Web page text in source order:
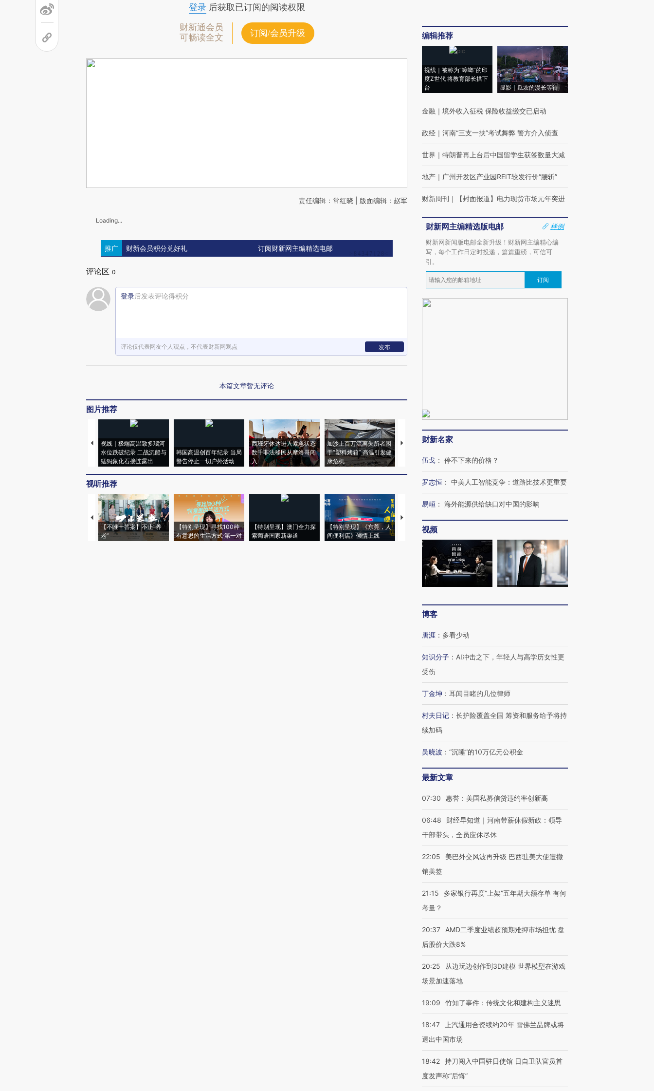
登录后获取已订阅的阅读权限
财新通会员
可畅读全文
订阅/会员升级
责任编辑：常红晓 | 版面编辑：赵军
Loading...
推广 财新会员积分兑好礼 订阅财新网主编精选电邮
评论区 0
登录后发表评论得积分
评论仅代表网友个人观点，不代表财新网观点 发布
本篇文章暂无评论
图片推荐
视线｜极端高温致多瑙河
水位跌破纪录 二战沉船与
猛犸象化石接连露出
韩国高温创百年纪录 当局
警告停止一切户外活动
西班牙休达进入紧急状态
数千非法移民从摩洛哥闯
入
加沙上百万流离失所者困
于“塑料烤箱” 高温引发健
康危机
马航飞行员跨国走私7万
要防空导弹“救急”
视听推荐
【不唯一答案】不止“养
老”
【特别呈现】寻找100种
有意思的生活方式·第一对
【特别呈现】澳门全力探
索葡语国家新渠道
【特别呈现】《东莞，人
间便利店》倾情上线
【推广】走进第四届链博
会，让数智科技“链”接产
【商旅对话】华住集团
编辑推荐
视线｜被称为“蟑螂”的印
度Z世代 将教育部长拱下
台
显影｜瓜农的漫长等待
金融 ｜ 境外收入征税 保险收益缴交已启动
政经 ｜ 河南“三支一扶”考试舞弊 警方介入侦查
世界 ｜ 特朗普再上台后中国留学生获签数量大减
地产 ｜ 广州开发区产业园REIT较发行价“腰斩”
财新周刊 ｜ 【封面报道】电力现货市场元年突进
财新网主编精选版电邮
样例
财新网新闻版电邮全新升级！财新网主编精心编
写，每个工作日定时投递，篇篇重磅，可信可
引。
订阅
财新名家
伍戈 ： 停不下来的价格？
罗志恒 ： 中美人工智能竞争：道路比技术更重要
易峘 ： 海外能源供给缺口对中国的影响
视频
博客
唐涯 ： 多看少动
知识分子 ： AI冲击之下，年轻人与高学历女性更
受伤
丁金坤 ： 耳闻目睹的几位律师
村夫日记 ： 长护险覆盖全国 筹资和服务给予将持
续加码
吴晓波 ： “沉睡”的10万亿元公积金
最新文章
07:30 惠誉：美国私募信贷违约率创新高
06:48
财经早知道｜河南带薪休假新政：领导
干部带头，全员应休尽休
22:05
美巴外交风波再升级 巴西驻美大使遭撤
销美签
21:15
多家银行再度“上架”五年期大额存单 有何
考量？
20:37
AMD二季度业绩超预期难抑市场担忧 盘
后股价大跌8%
20:25
从边玩边创作到3D建模 世界模型在游戏
场景加速落地
19:09 竹知了事件：传统文化和建构主义迷思
18:47
上汽通用合资续约20年 雪佛兰品牌或将
退出中国市场
18:42 持刀闯入中国驻日使馆 日自卫队官员首
度发声称“后悔”